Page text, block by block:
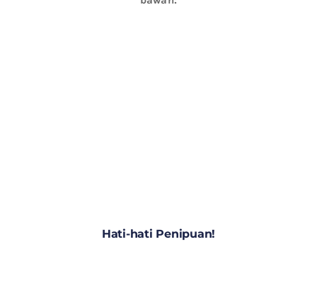
Hati-hati Penipuan!